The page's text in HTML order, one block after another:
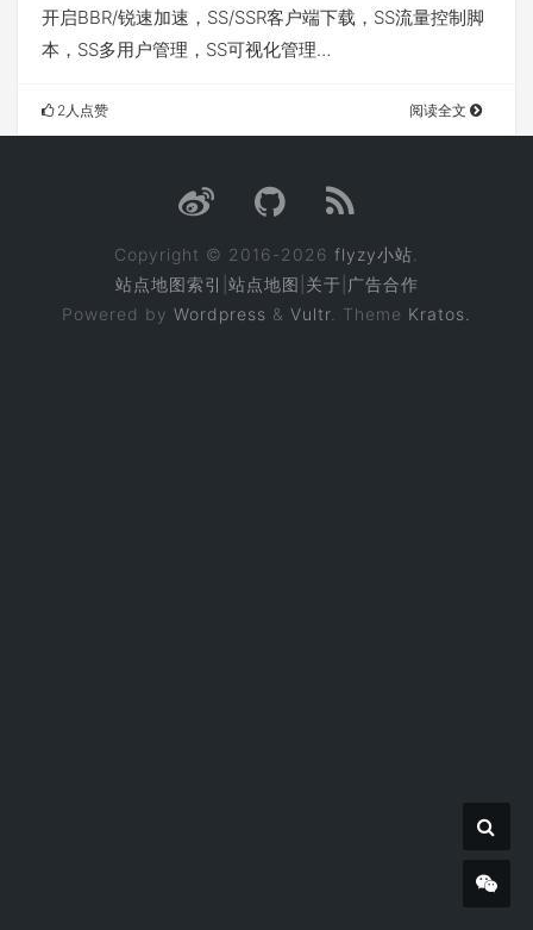
开启BBR/锐速加速，SS/SSR客户端下载，SS流量控制脚
本，SS多用户管理，SS可视化管理…
2人点赞 阅读全文
Copyright © 2016-2026 flyzy小站
站点地图索引 站点地图 关于 广告合作
Powered by Wordpress & Vultr . Theme Kratos.